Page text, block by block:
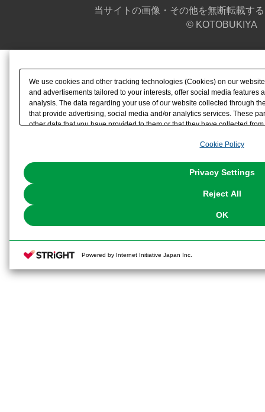
当サイトの画像・その他を無断転載す
© KOTOBUKIYA
We use cookies and other tracking technologies (Cookies) on our
and advertisements tailored to your interests, offer social media features
analysis. The data regarding your use of our website collected through
that provide advertising, social media and/or analytics services. These
other data that you have provided to them or that they have collected
the use of all Cookies except for Strictly Necessary Cookies, please
Cookie Policy
Privacy Settings
Reject All
OK
Powered by Internet Initiative Japan Inc.